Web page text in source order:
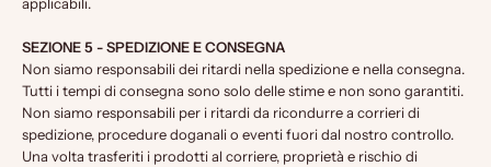
SEZIONE 5 - SPEDIZIONE E CONSEGNA
Non siamo responsabili dei ritardi nella spedizione e nella consegna.
Tutti i tempi di consegna sono solo delle stime e non sono garantiti.
Non siamo responsabili per i ritardi da ricondurre a corrieri di
spedizione, procedure doganali o eventi fuori dal nostro controllo.
Una volta trasferiti i prodotti al corriere, proprietà e rischio di